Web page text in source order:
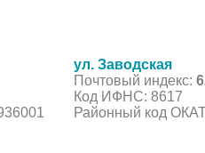
ул. Заводская
Почтовый индекс:
Код ИФНС: 8617
Районный код